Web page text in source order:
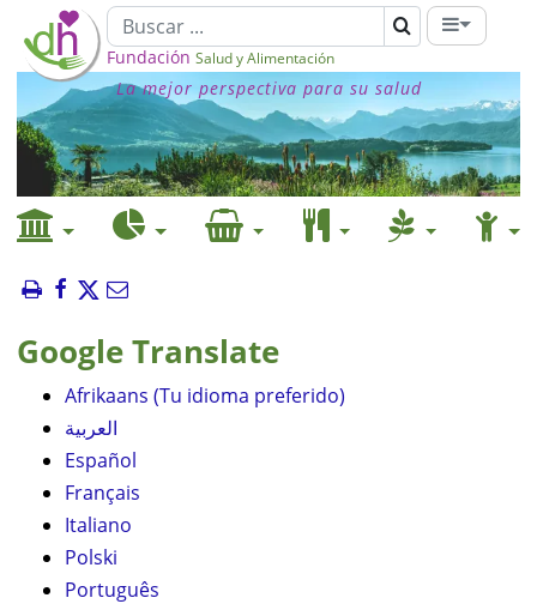
Fundación Salud y Alimentación
La mejor perspectiva para su salud
Google Translate
Afrikaans (Tu idioma preferido)
العربية
Español
Français
Italiano
Polski
Português